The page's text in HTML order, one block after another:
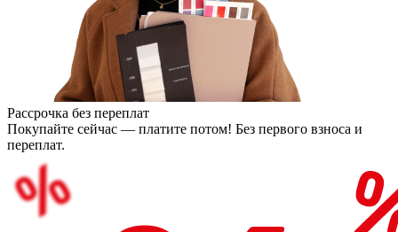
Рассрочка без переплат
Покупайте сейчас — платите потом! Без первого взноса и
переплат.